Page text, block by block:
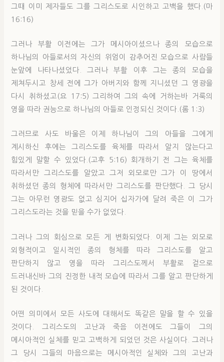
그때 이미 제자들도 그를 그리스도로 시인하고 고백을 했다.(마
16:16)
그러나 부활 이전에는 그가 메시아이셨으나 종의 모습으로
하나님의 아들로서의 자신의 위엄이 감추어진 모습으로 사람들
눈앞에 나타나셨었다. 그러나 부활 이후 그는 종의 모습을
제쳐두시고 창세 전에 그가 아버지와 함께 지니셨던 그 영광을
다시 취하셨고(요 17:5) 그리하여 그의 속에 거하는바 거룩의
영을 따라 권능으로 하나님의 아들로 인정되신 것이다.(롬 1:3)
그러므로 사도 바울은 이제 하나님이 그의 아들을 그에게
계시하신 후에는 그리스도를 육체를 따라서 알지 않는다고
힘있게 말할 수 있었다.(고후 5:16) 회개하기 전 그는 육체를
따라서만 그리스도를 알았고 그저 외모로만 그가 이 땅에서
취하셨던 종의 형체에 따라서만 그리스도를 판단했다. 그 당시
그는 아무런 영광도 없고 심지어 십자가에 달려 죽은 이 그가
그리스도라는 것을 믿을 수가 없었다.
그러나 그의 회심으로 모든 게 변화되었다. 이제 그는 외모로
외형적이고 일시적인 종의 형체를 따라 그리스도를 알고
판단하지 않고 영을 따라 그리스도께서 부활로 겉으로
드러내신바 그의 진정한 내적 모습에 따라서 그를 알고 판단하게
된 것이다.
어떤 의미에서 모든 사도에 대해서도 똑같은 말을 할 수 있을
것이다. 그리스도의 고난과 죽음 이전에도 그들이 그의
메시아적인 실체를 믿고 고백하게 되었던 것은 사실이다. 그러나
그 당시 그들의 마음으로는 메시아적인 실체와 그의 고난과